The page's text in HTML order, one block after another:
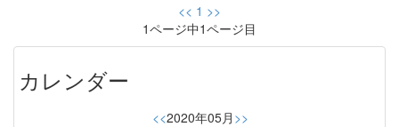
<< 1 >>
1ページ中1ページ目
カレンダー
<<2020年05月 >>